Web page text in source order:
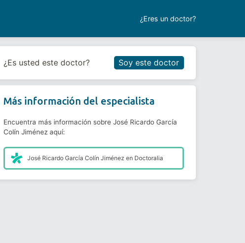
¿Eres un doctor?
Reservar cita
¿Es usted este doctor? Soy este doctor
Más información del especialista
Encuentra más información sobre José Ricardo García
Colín Jiménez aquí:
José Ricardo García Colín Jiménez en Doctoralia